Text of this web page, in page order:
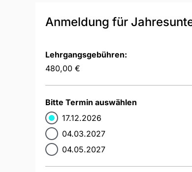
Anmeldung für
Lehrgangsgebühren:
480,00 €
Bitte Termin auswählen
17.12.2026
04.03.2027
04.05.2027